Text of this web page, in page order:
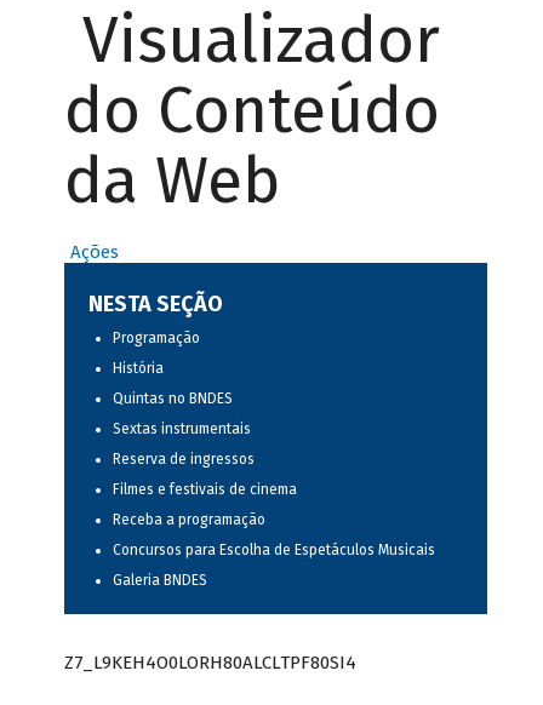
Visualizador
do Conteúdo
da Web
Ações
NESTA SEÇÃO
Programação
História
Quintas no BNDES
Sextas instrumentais
Reserva de ingressos
Filmes e festivais de cinema
Receba a programação
Concursos para Escolha de Espetáculos Musicais
Galeria BNDES
Z7_L9KEH4O0LORH80ALCLTPF80SI4